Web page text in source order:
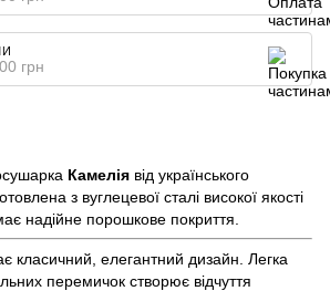
грн
Камелія від українського
з вуглецевої сталі високої якості
надійне порошкове покриття.
класичний, елегантний дизайн. Легка
перемичок створює відчуття